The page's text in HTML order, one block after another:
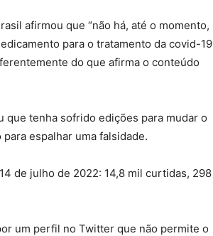
afirmou que “não há, até o momento,
para o tratamento da covid-19
do que afirma o conteúdo
que tenha sofrido edições para mudar o
espalhar uma falsidade.
de julho de 2022: 14,8 mil curtidas, 298
um perfil no Twitter que não permite o